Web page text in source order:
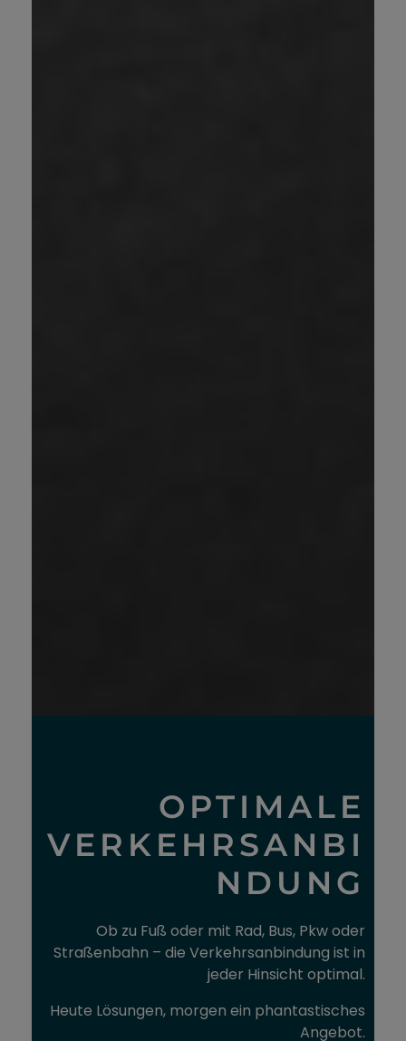
OPTIMALE
VERKEHRSANBI
NDUNG
Ob zu Fuß oder mit Rad, Bus, Pkw oder
Straßenbahn – die Verkehrsanbindung ist in
jeder Hinsicht optimal.
Heute Lösungen, morgen ein phantastisches
Angebot.